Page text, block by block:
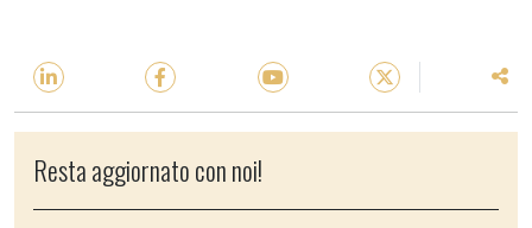
Resta aggiornato con noi!